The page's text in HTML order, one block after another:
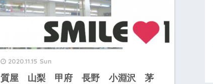
2020.11.15 Sun
質屋 山梨 甲府 長野 小淵沢 茅